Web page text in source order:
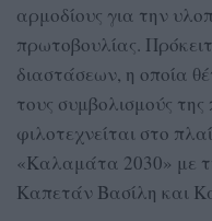
αρμοδίους για την
πρωτοβουλίας.
διαστάσεων, η οποία
τους συμβολισμούς
φιλοτεχνείται στο
«Καλαμάτα 2030» με
Καπετάν Βασίλη και